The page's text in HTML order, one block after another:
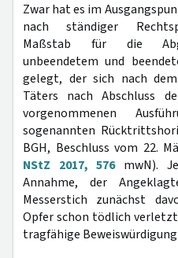
Zwar hat es im
nach ständiger
Maßstab für die
unbeendetem und
gelegt, der sich nach
Täters nach Abschluss
vorgenommenen
sogenannten
BGH, Beschluss vom 22.
NStZ 2017, 576mwN).
Annahme, der
Messerstich zunächst
Opfer schon tödlich
tragfähige